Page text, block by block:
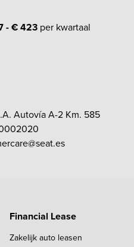
- € 423 per kwartaal
Autovía A-2 Km. 585
Financial Lease
Zakelijk auto leasen